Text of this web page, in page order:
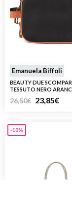
Emanuela Biffoli
BEAUTY DUE
TESSUTO NERO
26,50€ 23,85€
-10%